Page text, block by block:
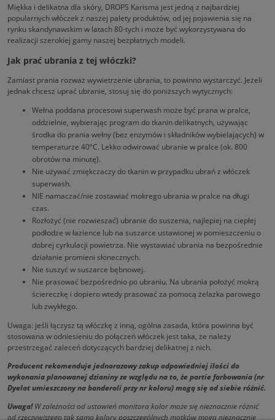
Miękka i delikatna dla skóry, DROPS Karisma jest jedną z najbardziej
popularnych włóczek z naszej palety produktów, od jej pojawienia się na
rynku skandynawskim w latach 80-tych i może być wykorzystywana do
realizacji szerokiej gamy naszej bezpłatnych modeli.
Jak prać ubrania z tej włóczki?
Zamiast prania rozważ wywietrzenie ubrania, to powinno wystarczyć. Jeżeli
jednak chcesz uprać ubranie, stosuj się do poniższych wytycznych:
Wełna poddana procesowi superwash może być prana w pralce,
oddzielnie, wybierając program do tkanin delikatnych, używając
środka do prania wełny (bez enzymów i składników wybielających) w
temperaturze 40ºC. Lekko odwirować ubranie w pralce (ok. 800
obrotów na minutę).
Nie używać zmiękczaczy do tkanin w przypadku ubrań z włóczek
superwash.
NIE namaczać/nie zostawiać mokrego ubrania w pralce na długi
czas.
Rozłożyć (nie rozwieszać) ubranie do suszenia, najlepiej na ciepłej
podłodze w łazience lub na suszarce ustawionej w pomieszczeniu o
dobrej cyrkulacji powietrza. Nie wystawiać ubrania na bezpośrednie
działanie promieni słonecznych.
Nie suszyć w suszarce bębnowej.
Nie prasować bezpośrednio po ubraniu. Na ubrania położyć mokrą
ściereczkę i dopiero wtedy prasować za pomocą żelazka parowego
lub zwykłego.
Uwaga: jeśli łączysz tą włóczkę z inną, ogólna zasada, która powinna być
stosowana w odniesieniu do połączeń włóczek jest taka, że należy
przestrzegać zaleceń dotyczących bardziej delikatnej z nich.
Producent rekomenduje jednorazowy zakup odpowiedniej ilości do
wykonania planowanej dzianiny ze względu na to, że partie farbowania (nr
Dyelot umieszczony na banderoli przy nr koloru) mogą się od siebie różnić.
Uwaga!W zależności od ustawień monitora kolor może się nieznacznie różnić
od rzeczywistego tak samo kolory poszczególnych motków mogą nieznacznie